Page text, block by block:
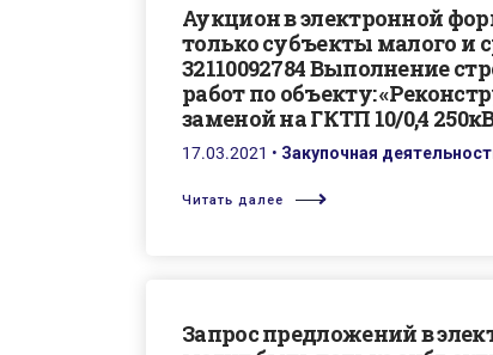
Аукцион в электронной
только субъекты малого и
32110092784 Выполнение
работ по объекту:
заменой на ГКТП 10/0,4
17.03.2021 • Закупочная
Читать далее
Запрос предложений в